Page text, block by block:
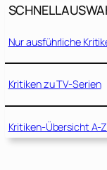
Nur ausführliche
Kritiken zu TV-Serien
Kritiken-Übersicht A-Z